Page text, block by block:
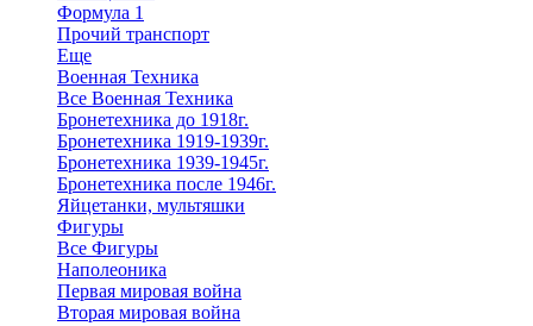
Формула 1
Прочий транспорт
Еще
Военная Техника
Все Военная Техника
Бронетехника до 1918г.
Бронетехника 1919-1939г.
Бронетехника 1939-1945г.
Бронетехника после 1946г.
Яйцетанки, мультяшки
Фигуры
Все Фигуры
Наполеоника
Первая мировая война
Вторая мировая война